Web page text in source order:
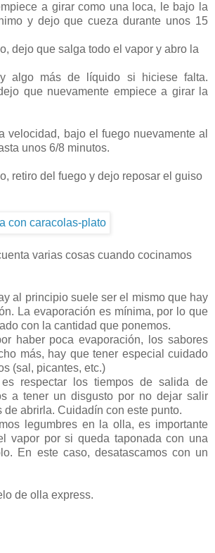
a girar como una loca, le bajo la
y dejo que cueza durante unos 15
dejo que salga todo el vapor y abro la
algo más de líquido si hiciese falta.
que nuevamente empiece a girar la
velocidad, bajo el fuego nuevamente al
unos 6/8 minutos.
retiro del fuego y dejo reposar el guiso
varias cosas cuando cocinamos
al principio suele ser el mismo que hay
La evaporación es mínima, por lo que
con la cantidad que ponemos.
haber poca evaporación, los sabores
más, hay que tener especial cuidado
(sal, picantes, etc.)
es respectar los tiempos de salida de
a tener un disgusto por no dejar salir
de abrirla. Cuidadín con este punto.
legumbres en la olla, es importante
vapor por si queda taponada con una
En este caso, desatascamos con un
de olla express.